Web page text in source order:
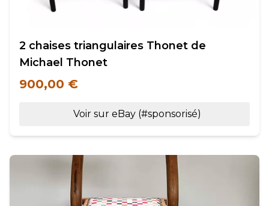
2 chaises triangulaires Thonet de
Michael Thonet
900,00 €
Voir sur eBay (#sponsorisé)